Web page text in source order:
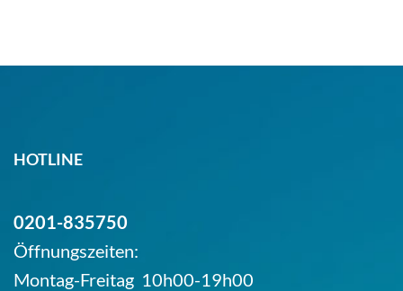
HOTLINE
0201-835750
Öffnungszeiten:
Montag-Freitag 10h00-19h00